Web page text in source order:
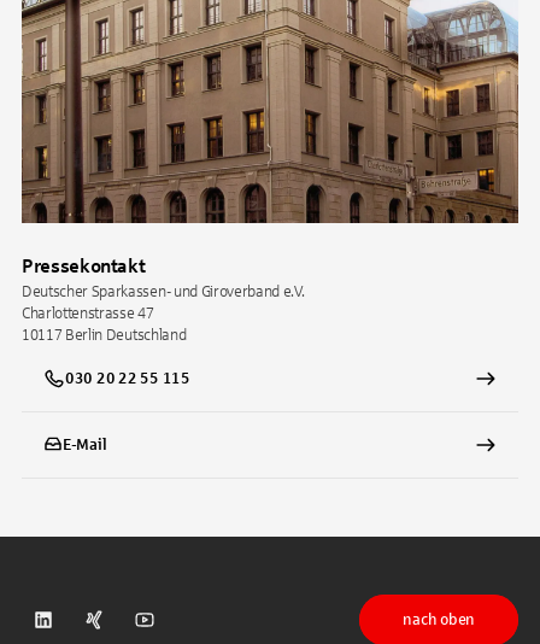
Pressekontakt
Deutscher Sparkassen- und Giroverband e.V.
Charlottenstrasse 47
10117 Berlin Deutschland
030 20 22 55 115
E-Mail
DSGV auf LinkedIn
DSGV auf XingDSGV auf Youtube
nach oben